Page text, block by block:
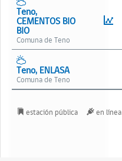
Teno,
CEMENTOS BIO
BIO
Teno
Teno, ENLASA
Teno
estación pública en línea